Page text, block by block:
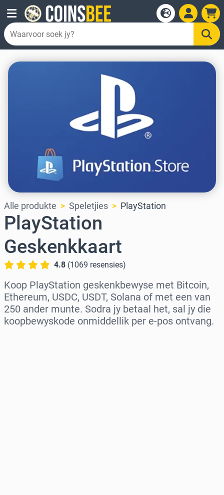
Alle produkte Speletjies PlayStation
PlayStation
Geskenkkaart
4.8 (1069 resensies)
Koop PlayStation geskenkbewyse met Bitcoin,
Ethereum, USDC, USDT, Solana of met een van
250 ander munte. Sodra jy betaal het, sal jy die
koopbewyskode onmiddellik per e-pos ontvang.